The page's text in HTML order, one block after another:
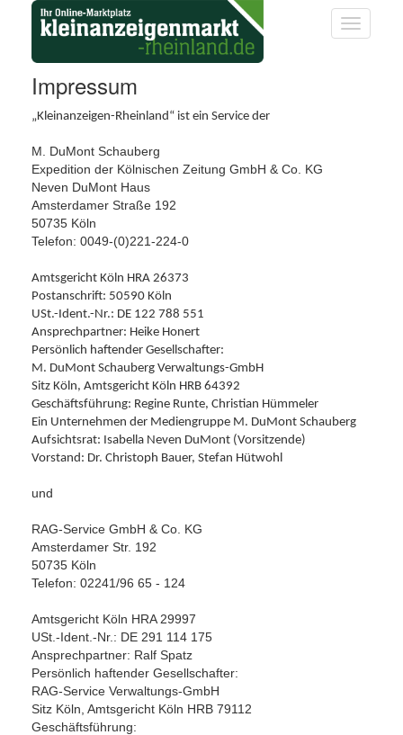
Startseite
Startseite
Toggle
Informationsseite
Impressum
„Kleinanzeigen-Rheinland“ ist ein Service der
M. DuMont Schauberg
Expedition der Kölnischen Zeitung GmbH & Co. KG
Neven DuMont Haus
Amsterdamer Straße 192
50735 Köln
Telefon: 0049-(0)221-224-0
Amtsgericht Köln HRA 26373
Postanschrift: 50590 Köln
USt.-Ident.-Nr.: DE 122 788 551
Ansprechpartner: Heike Honert
Persönlich haftender Gesellschafter:
M. DuMont Schauberg Verwaltungs-GmbH
Sitz Köln, Amtsgericht Köln HRB 64392
Geschäftsführung: Regine Runte, Christian Hümmeler
Ein Unternehmen der Mediengruppe M. DuMont Schauberg
Aufsichtsrat: Isabella Neven DuMont (Vorsitzende)
Vorstand: Dr. Christoph Bauer, Stefan Hütwohl
und
RAG-Service GmbH & Co. KG
Amsterdamer Str. 192
50735 Köln
Telefon: 02241/96 65 - 124
Amtsgericht Köln HRA 29997
USt.-Ident.-Nr.: DE 291 114 175
Ansprechpartner: Ralf Spatz
Persönlich haftender Gesellschafter:
RAG-Service Verwaltungs-GmbH
Sitz Köln, Amtsgericht Köln HRB 79112
Geschäftsführung: